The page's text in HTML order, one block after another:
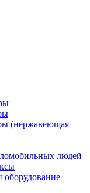
(нержавеющая
людей